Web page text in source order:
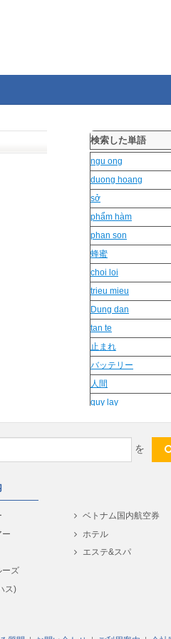
検索した単語
ngu ong
duong hoang
sở
phẩm hàm
phan son
蜂蜜
choi loi
trieu mieu
Dung dan
tan te
止まれ
バッテリー
人間
quy lay
Lương tâm
tai
mặt
huyết tương
quan hat
を
ー
ーズ
ス)
ベトナム国内航空券
ホテル
エステ&スパ